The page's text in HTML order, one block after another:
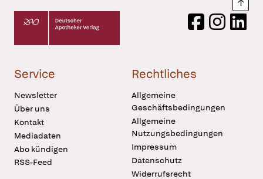
Deutscher Apotheker Verlag Logo
FacebookInstagram
Service
Newsletter
Über uns
Kontakt
Mediadaten
Abo kündigen
RSS-Feed
Rechtliches
Allgemeine
Geschäftsbedingungen
Allgemeine
Nutzungsbedingungen
Impressum
Datenschutz
Widerrufsrecht